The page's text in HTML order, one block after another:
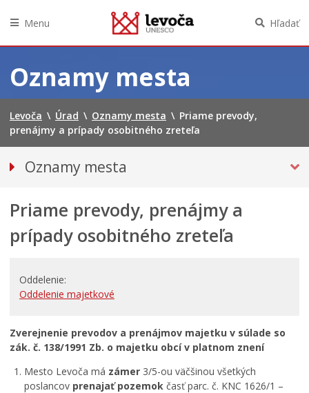
obsah
Menu Hľadať
Oznamy mesta
Levoča \ Úrad \ Oznamy mesta \ Priame prevody,
prenájmy a prípady osobitného zreteľa
Oznamy mesta
Bezpečnosť
Doprava, údržba komunikácií
Financie
Primátor informuje
Školstvo
Zamestnanie v samospráve
Priame prevody, prenájmy a
prípady osobitného zreteľa
Oddelenie
Oddelenie majetkové
Zverejnenie prevodov a prenájmov majetku v súlade so
zák. č. 138/1991 Zb. o majetku obcí v platnom znení
Mesto Levoča má zámer 3/5-ou väčšinou všetkých
poslancov prenajať pozemok časť parc. č. KNC 1626/1 –